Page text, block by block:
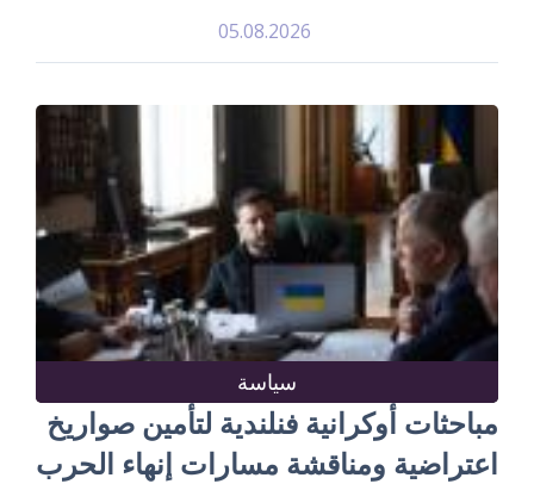
05.08.2026
سياسة
مباحثات أوكرانية فنلندية لتأمين صواريخ
اعتراضية ومناقشة مسارات إنهاء الحرب